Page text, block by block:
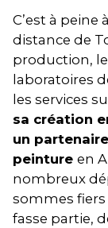
C’est à peine
distance de
production,
laboratoires
les services
sa création
un
peinture en
nombreux
sommes
fasse partie,